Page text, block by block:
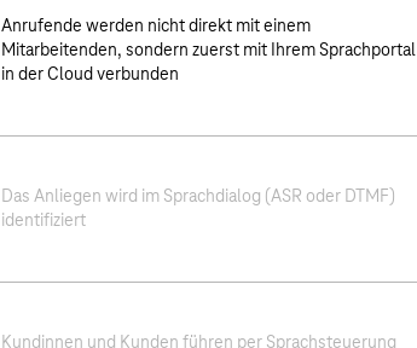
Anrufende werden nicht direkt mit einem
Mitarbeitenden, sondern zuerst mit Ihrem Sprachportal
in der Cloud verbunden
Das Anliegen wird im Sprachdialog (ASR oder DTMF)
identifiziert
Kundinnen und Kunden führen per Sprachsteuerung